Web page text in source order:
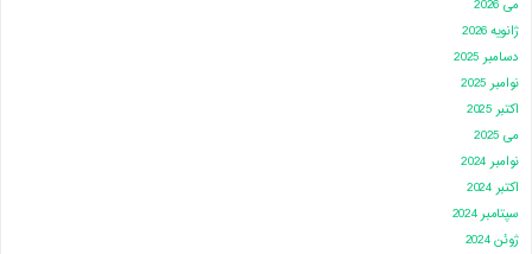
می 2026
ژانویه 2026
دسامبر 2025
نوامبر 2025
اکتبر 2025
می 2025
نوامبر 2024
اکتبر 2024
سپتامبر 2024
ژوئن 2024